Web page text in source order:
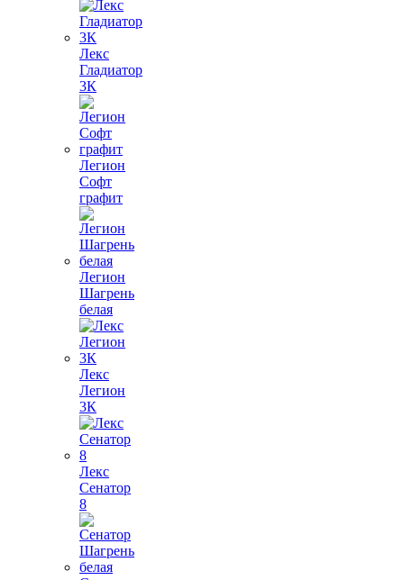
Лекс
Гладиатор
3К
Легион
Софт
графит
Легион
Шагрень
белая
Лекс
Легион
3К
Лекс
Сенатор
8